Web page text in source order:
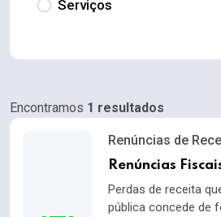
Serviços
Encontramos 1 resultados
Renúncias de
Renúncias
Perdas de receita
pública concede de